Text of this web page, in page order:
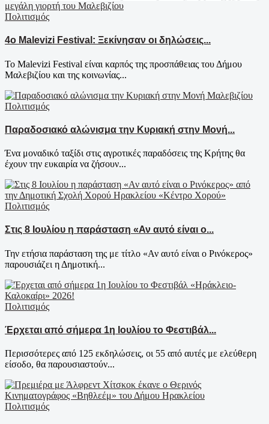
Πολιτισμός
4ο Malevizi Festival: Ξεκίνησαν οι δηλώσεις...
Το Malevizi Festival είναι καρπός της προσπάθειας του Δήμου
Μαλεβιζίου και της κοινωνίας...
Πολιτισμός
Παραδοσιακό αλώνισμα την Κυριακή στην Μονή...
Ένα μοναδικό ταξίδι στις αγροτικές παραδόσεις της Κρήτης θα
έχουν την ευκαιρία να ζήσουν...
Πολιτισμός
Στις 8 Ιουλίου η παράσταση «Αν αυτό είναι ο...
Την ετήσια παράσταση της με τίτλο «Αν αυτό είναι ο Ρινόκερος»
παρουσιάζει η Δημοτική...
Πολιτισμός
Έρχεται από σήμερα 1η Ιουλίου το Φεστιβάλ...
Περισσότερες από 125 εκδηλώσεις, οι 55 από αυτές με ελεύθερη
είσοδο, θα παρουσιαστούν...
Πολιτισμός